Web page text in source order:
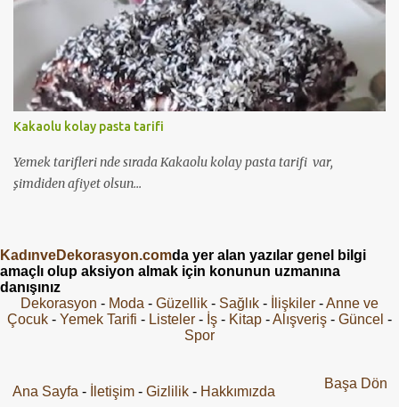
Kakaolu kolay pasta tarifi
Yemek tarifleri nde sırada Kakaolu kolay pasta tarifi var,
şimdiden afiyet olsun...
KadınveDekorasyon.comda yer alan yazılar genel bilgi
amaçlı olup aksiyon almak için konunun uzmanına
danışınız
Dekorasyon - Moda - Güzellik - Sağlık - İlişkiler -Anne ve
Çocuk - Yemek Tarifi - Listeler - İş - Kitap -Alışveriş - Güncel -
Spor
Ana Sayfa - İletişim- Gizlilik - Hakkımızda
Başa Dön